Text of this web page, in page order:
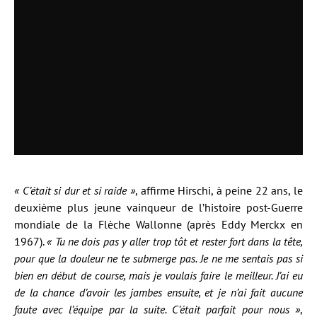
« C’était si dur et si raide », affirme Hirschi, à peine 22 ans, le
deuxième plus jeune vainqueur de l’histoire post-Guerre
mondiale de la Flèche Wallonne (après Eddy Merckx en
1967).« Tu ne dois pas y aller trop tôt et rester fort dans la tête,
pour que la douleur ne te submerge pas. Je ne me sentais pas si
bien en début de course, mais je voulais faire le meilleur. J’ai eu
de la chance d’avoir les jambes ensuite, et je n’ai fait aucune
faute avec l’équipe par la suite. C’était parfait pour nous »,